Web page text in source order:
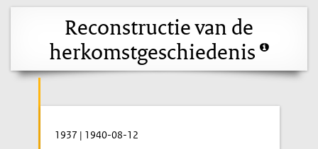
Reconstructie van de
herkomstgeschiedenis
1937 | 1940-08-12